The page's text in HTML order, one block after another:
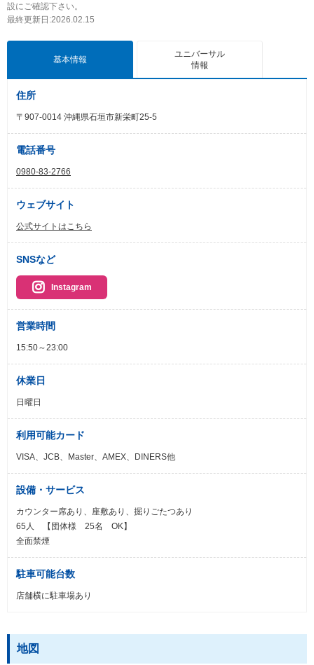
設にご確認下さい。
最終更新日:2026.02.15
基本情報
ユニバーサル
情報
住所
〒907-0014 沖縄県石垣市新栄町25-5
電話番号
0980-83-2766
ウェブサイト
公式サイトはこちら
SNSなど
Instagram
営業時間
15:50～23:00
休業日
日曜日
利用可能カード
VISA、JCB、Master、AMEX、DINERS他
設備・サービス
カウンター席あり、座敷あり、掘りごたつあり
65人 【団体様 25名 OK】
全面禁煙
駐車可能台数
店舗横に駐車場あり
地図